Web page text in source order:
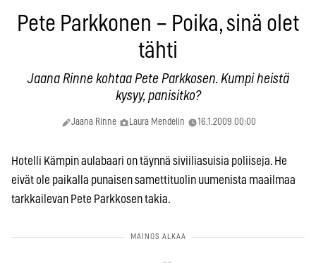
Pete Parkkonen – Poika, sinä olet
tähti
Jaana Rinne kohtaa Pete Parkkosen. Kumpi heistä
kysyy, panisitko?
Jaana Rinne Laura Mendelin 16.1.2009 00:00
Hotelli Kämpin aulabaari on täynnä siviiliasuisia poliiseja. He
eivät ole paikalla punaisen samettituolin uumenista maailmaa
tarkkailevan Pete Parkkosen takia.